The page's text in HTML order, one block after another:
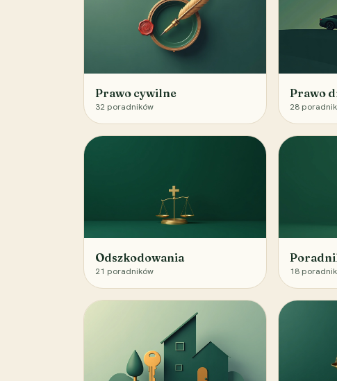
Prawo cywilne
32 poradników
Prawo
28
Odszkodowania
21 poradników 18